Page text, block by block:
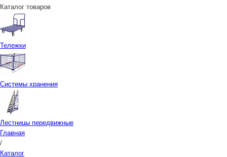
Каталог товаров
Тележки
Системы хранения
Лестницы передвижные
Главная
/
Каталог